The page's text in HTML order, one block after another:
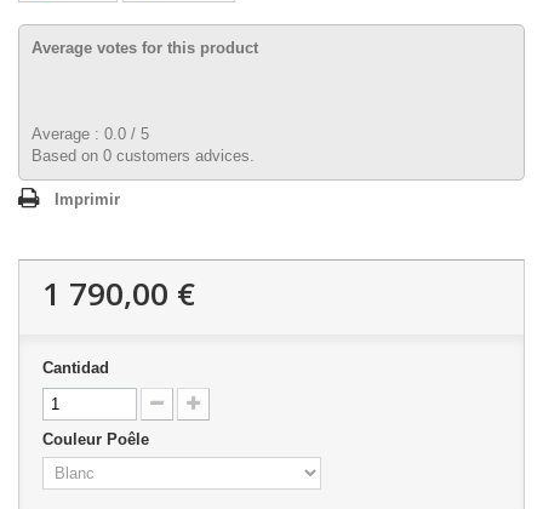
Average votes for this product
Average : 0.0 / 5
Based on 0 customers advices.
Imprimir
1 790,00 €
Cantidad
Couleur Poêle